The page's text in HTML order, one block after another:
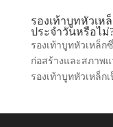
รองเท้าบูทหัวเ
ประจําวันหรือไม่
รองเท้าบูทหัวเหล็
ก่อสร้างและสภาพ
รองเท้าบูทหัวเหล็ก